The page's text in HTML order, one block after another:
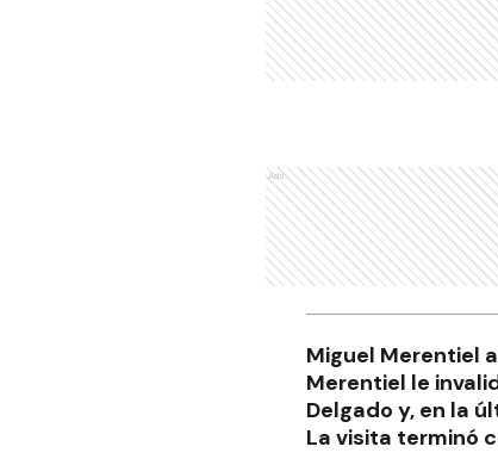
Ads
Miguel Merentiel
Merentiel le
Delgado y, en la
La visita terminó